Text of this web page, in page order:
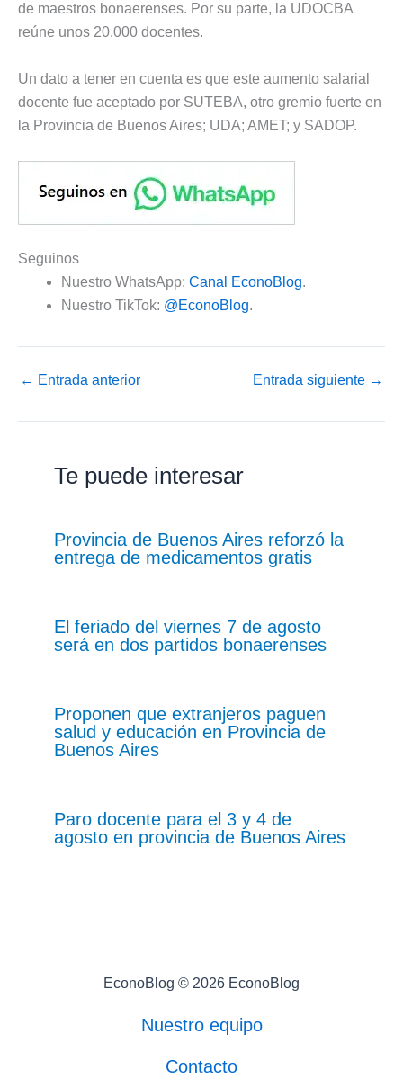
de maestros bonaerenses. Por su parte, la UDOCBA
reúne unos 20.000 docentes.
Un dato a tener en cuenta es que este aumento salarial
docente fue aceptado por SUTEBA, otro gremio fuerte en
la Provincia de Buenos Aires; UDA; AMET; y SADOP.
Seguinos
Nuestro WhatsApp: Canal EconoBlog.
Nuestro TikTok: @EconoBlog.
← Entrada anterior Entrada siguiente →
Te puede interesar
Provincia de Buenos Aires reforzó la
entrega de medicamentos gratis
El feriado del viernes 7 de agosto
será en dos partidos bonaerenses
Proponen que extranjeros paguen
salud y educación en Provincia de
Buenos Aires
Paro docente para el 3 y 4 de
agosto en provincia de Buenos Aires
EconoBlog © 2026 EconoBlog
Nuestro equipo
Contacto